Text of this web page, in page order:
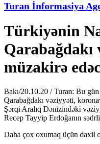
Turan İnformasiya
Türkiyənin
Qarabağdakı
müzakirə
Bakı/20.10.20 / Turan: Bu
Qarabağdakı vəziyyəti,
Şərqi Aralıq Dənizindəki
Recep Tayyip Erdoğanın
Daha çox oxumaq üçün daxil